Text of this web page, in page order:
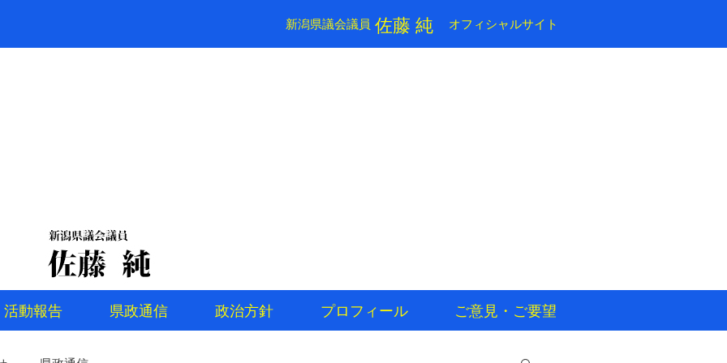
新潟県議会議員 ​佐藤 純 ​オフィシャルサイト
活動報告 県政通信 政治方針 プロフィール ご意見・ご要望